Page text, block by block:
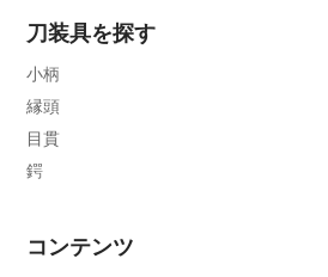
刀装具を探す
小柄
縁頭
目貫
鍔
コンテンツ